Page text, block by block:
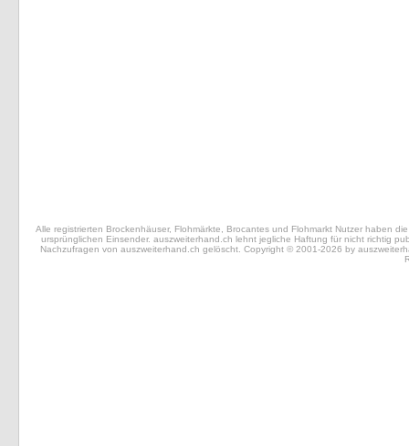
Alle registrierten Brockenhäuser, Flohmärkte, Brocantes und Flohmarkt Nutzer haben
ursprünglichen Einsender. auszweiterhand.ch lehnt jegliche Haftung für nicht richtig
Nachzufragen von auszweiterhand.ch gelöscht. Copyright © 2001-2026 by